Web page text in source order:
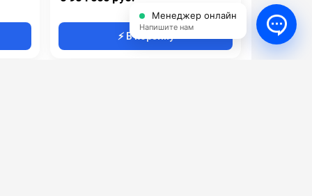
⚡ В корзину
Менеджер онлайн
Напишите нам